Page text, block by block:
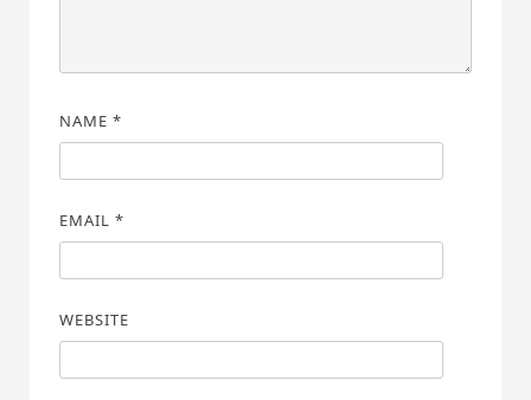
NAME *
EMAIL *
WEBSITE